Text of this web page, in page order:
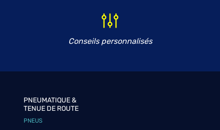
Conseils personnalisés
PNEUMATIQUE &
TENUE DE ROUTE
PNEUS